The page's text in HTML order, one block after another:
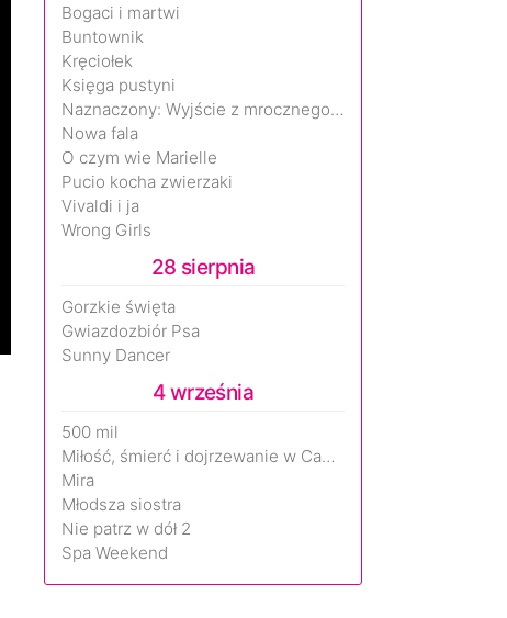
Bogaci i martwi
Buntownik
Kręciołek
Księga pustyni
Naznaczony: Wyjście z mrocznego wymiaru
Nowa fala
O czym wie Marielle
Pucio kocha zwierzaki
Vivaldi i ja
Wrong Girls
28 sierpnia
Gorzkie święta
Gwiazdozbiór Psa
Sunny Dancer
4 września
500 mil
Miłość, śmierć i dojrzewanie w Camp Miasma
Mira
Młodsza siostra
Nie patrz w dół 2
Spa Weekend